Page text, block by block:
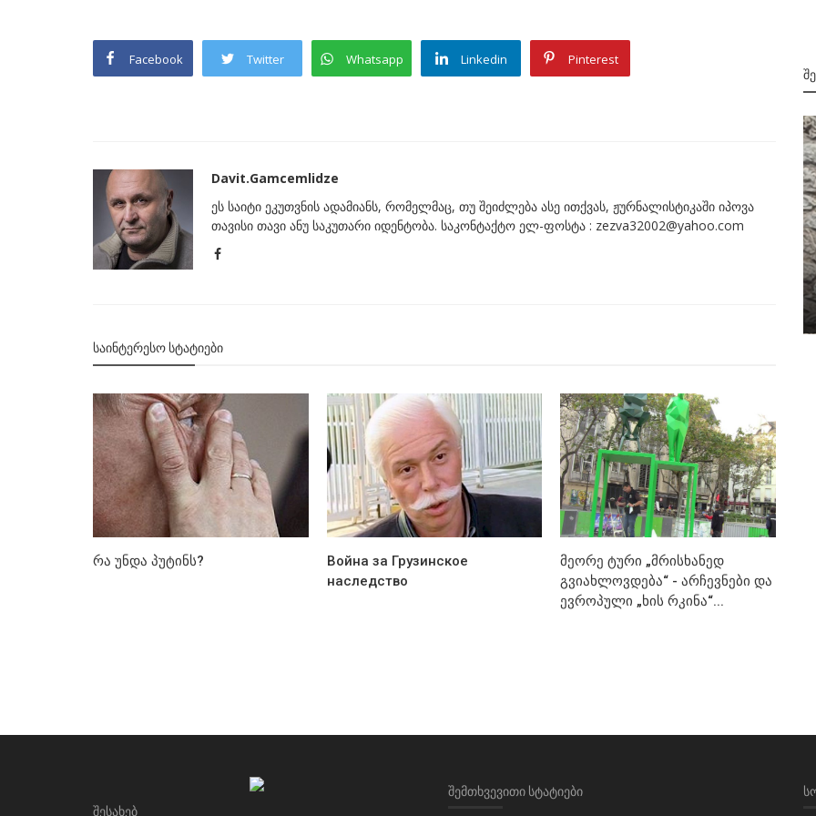
Facebook Twitter Whatsapp Linkedin Pinterest
Davit.Gamcemlidze
ეს საიტი ეკუთვნის ადამიანს, რომელმაც, თუ შეიძლება ასე ითქვას, ჟურნალისტიკაში იპოვა
თავისი თავი ანუ საკუთარი იდენტობა. საკონტაქტო ელ-ფოსტა : zezva32002@yahoo.com
ᲡᲐᲘᲜᲢᲔᲠᲔᲡᲝ ᲡᲢᲐᲢᲘᲔᲑᲘ
რა უნდა პუტინს?
Война за Грузинское
наследство
მეორე ტური „მრისხანედ
გვიახლოვდება“ - არჩევნები და
ევროპული „ხის რკინა“...
მიმდინარე მოვლენები
ᲨᲔᲡᲐᲮᲔᲑ
ᲨᲔᲛᲗᲮᲕᲔᲕᲘᲗᲘ ᲡᲢᲐᲢᲘᲔᲑᲘ